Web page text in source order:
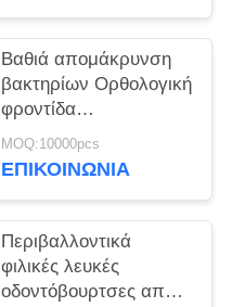
Βαθιά απομάκρυνση
βακτηρίων Ορθολογική
φροντίδα
οδοντόβουρτσες 350g
Λευκό χαρτί κουτί
MOQ:10000pcs
ΕΠΙΚΟΙΝΩΝΊΑ
Περιβαλλοντικά
φιλικές λευκές
οδοντόβουρτσες από